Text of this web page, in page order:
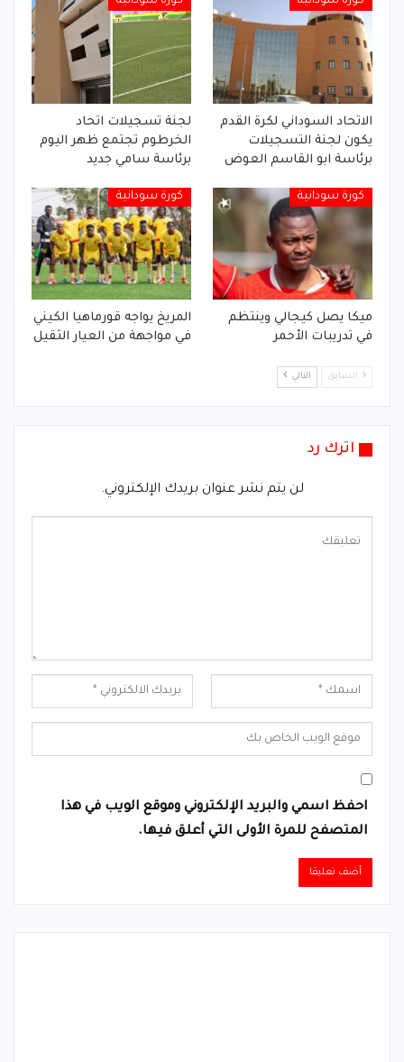
الاتحاد السوداني لكرة القدم
يكون لجنة التسجيلات
برئاسة ابو القاسم العوض
لجنة تسجيلات اتحاد
الخرطوم تجتمع ظهر اليوم
برئاسة سامي جديد
كورة سودانية
ميكا يصل كيجالي وينتظم
في تدريبات الأحمر
كورة سودانية
المريخ يواجه قورماهيا الكيني
في مواجهة من العيار الثقيل
السابق التالي
اترك رد
لن يتم نشر عنوان بريدك الإلكتروني.
احفظ اسمي والبريد الإلكتروني وموقع الويب في هذا
المتصفح للمرة الأولى التي أعلق فيها.